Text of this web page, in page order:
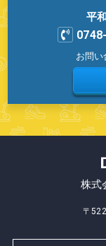
平
お問
株式
〒